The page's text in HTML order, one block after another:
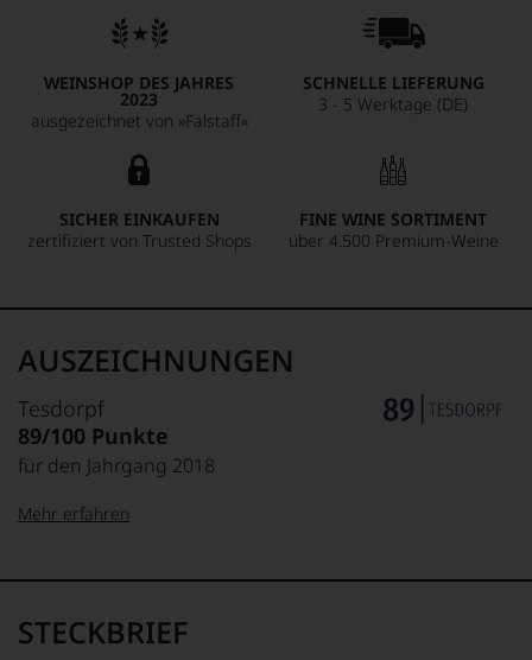
balancierte Säure und die saftig fruchtige Länge am Ende.
Da geht dem Riesling-Freund so richtig das Herz auf. Perfekt
WEINSHOP DES JAHRES
2023
ausgezeichnet von »Falstaff«
SCHNELLE LIEFERUNG
3 - 5 Werktage (DE)
SICHER EINKAUFEN
zertifiziert von Trusted Shops
FINE WINE SORTIMENT
über 4.500 Premium-Weine
AUSZEICHNUNGEN
Tesdorpf
89/100 Punkte
für den Jahrgang 2018
95–98 Punkte:
Name
Tesdorpf
Mehr erfahren
STECKBRIEF